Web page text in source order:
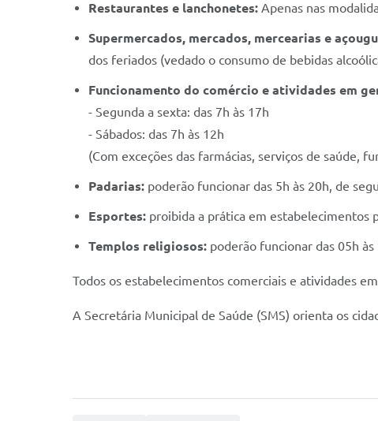
Restaurantes e lanchonetes: Apenas nas
Supermercados, mercados, mercearias e
dos feriados (vedado o consumo de bebidas
Funcionamento do comércio e atividades em
- Segunda a sexta: das 7h às 17h
- Sábados: das 7h às 12h
(Com exceções das farmácias, serviços de saúde,
Padarias: poderão funcionar das 5h às 20h, de
Esportes: proibida a prática em estabelecimentos
Templos religiosos: poderão funcionar das 05h
Todos os estabelecimentos comerciais e atividades
A Secretária Municipal de Saúde (SMS) orienta os